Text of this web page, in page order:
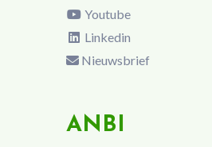
Youtube
Linkedin
Nieuwsbrief
ANBI